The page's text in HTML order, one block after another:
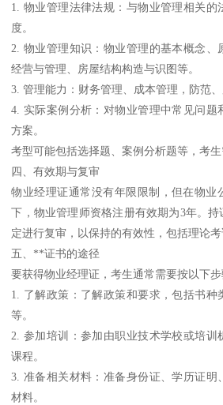
1. 物业管理法律法规：与物业管理相关的
度。
2. 物业管理知识：物业管理的基本概念、
经营与管理、房屋结构构造与识图等。
3. 管理能力：财务管理、成本管理，防范、
4. 实际案例分析：对物业管理中常见问题
方案。
考型可能包括选择题、案例分析题等，考生
四、有效期与复审
物业经理证通常没有年限限制，但在物业
下，物业管理师资格注册有效期为3年。
定进行复审，以保持的有效性，包括理论考
五、**证书的途径
要获得物业经理证，考生通常需要按以下步
1. 了解政策：了解政策和要求，包括书种
等。
2. 参加培训：参加由职业技术学校或培训
课程。
3. 准备相关材料：准备身份证、学历证明
材料。